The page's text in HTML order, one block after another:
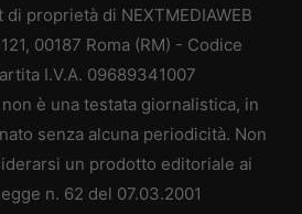
proprietà di NEXTMEDIAWEB
00187 Roma (RM) - Codice
I.V.A. 09689341007
è una testata giornalistica, in
senza alcuna periodicità. Non
un prodotto editoriale ai
n. 62 del 07.03.2001